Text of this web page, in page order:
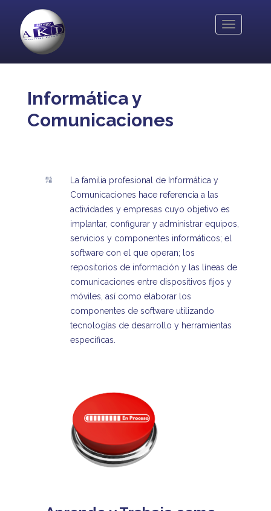
contenido
principal
Toggle
Informática y
Comunicaciones
La familia profesional de Informática y
Comunicaciones hace referencia a las
actividades y empresas cuyo objetivo es
implantar, configurar y administrar equipos,
servicios y componentes informáticos; el
software con el que operan; los
repositorios de información y las líneas de
comunicaciones entre dispositivos fijos y
móviles, así como elaborar los
componentes de software utilizando
tecnologías de desarrollo y herramientas
específicas.